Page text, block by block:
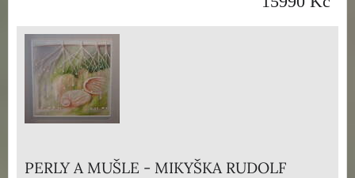
PERLY A MUŠLE - MIKYŠKA RUDOLF